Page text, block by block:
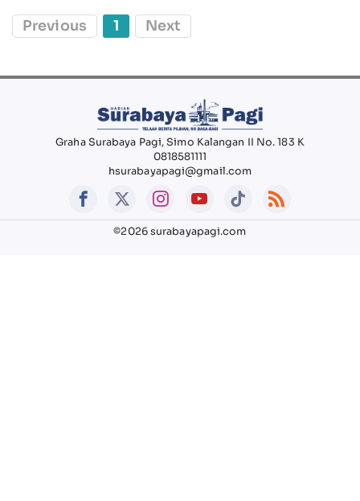
Previous 1 Next
Graha Surabaya Pagi, Simo Kalangan II No. 183 K
0818581111
hsurabayapagi@gmail.com
©2026 surabayapagi.com